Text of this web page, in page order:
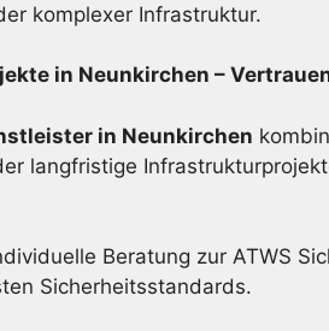
komplexer Infrastruktur.
in Neunkirchen –
in Neunkirchen
langfristige
Beratung zur ATWS
Sicherheitsstandards.